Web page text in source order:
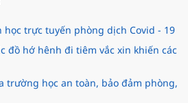
trực tuyến phòng dịch Covid - 19
đồ hớ hênh đi tiêm vắc xin khiến các
trường học an toàn, bảo đảm phòng,